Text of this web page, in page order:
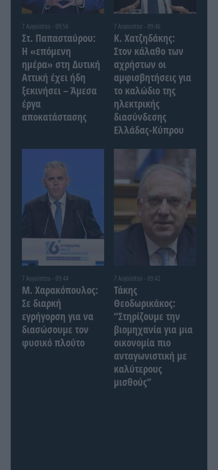
7 Αυγούστου - 09:56
Στ. Παπασταύρου:
Η «επόμενη
ημέρα» στη Δυτική
Αττική έχει ήδη
ξεκινήσει – Άμεσα
έργα
αποκατάστασης
7 Αυγούστου - 09:46
Κ. Χατζηδάκης:
Στον κάλαθο των
αχρήστων οι
αμφισβητήσεις για
το καλώδιο της
ηλεκτρικής
διασύνδεσης
Ελλάδας-Κύπρου
7 Αυγούστου - 09:44
Μ. Χαρακόπουλος:
Σε διαρκή
εγρήγορση για να
διασώσουμε τον
φυσικό πλούτο
7 Αυγούστου - 09:42
Τάκης
Θεοδωρικάκος:
“Στηρίζουμε την
βιομηχανία για μια
οικονομία πιο
ανταγωνιστική με
καλύτερους
μισθούς”